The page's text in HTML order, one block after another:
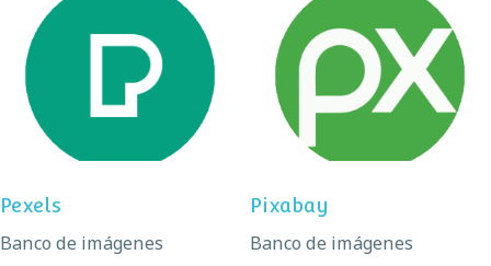
Pexels
Pexels
Banco de imágenes
Pixabay
Pixabay
Banco de imágenes